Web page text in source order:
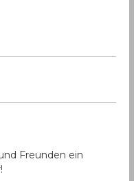
Freunden ein